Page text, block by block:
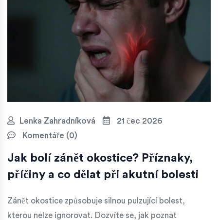
Lenka Zahradníková
21 čec 2026
Komentáře (0)
Jak bolí zánět okostice? Příznaky,
příčiny a co dělat při akutní bolesti
Zánět okostice způsobuje silnou pulzující bolest,
kterou nelze ignorovat. Dozvíte se, jak poznat